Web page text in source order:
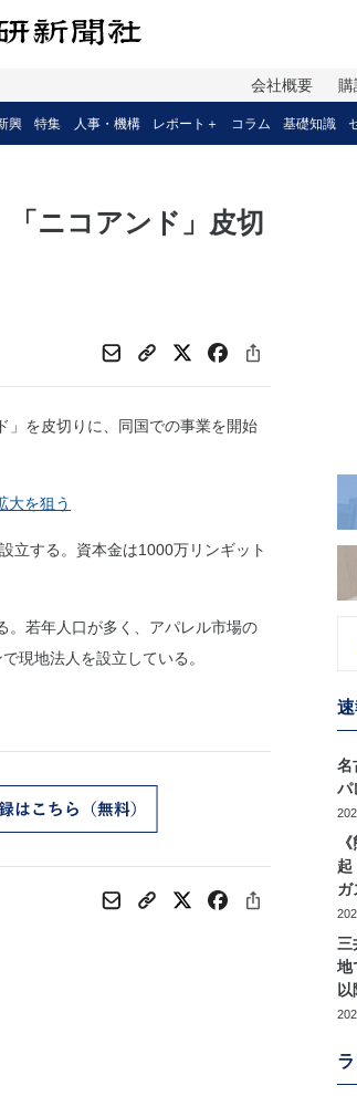
会社概要
興 特集 人事・機構 レポート＋ コラム 基礎知識
ニコアンド」皮切
を皮切りに、同国での事業を開始
大を狙う
立する。資本金は1000万リンギット
若年人口が多く、アパレル市場の
現地法人を設立している。
名
パ
ガ
地